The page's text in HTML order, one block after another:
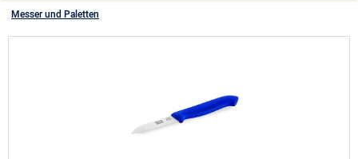
Messer und Paletten